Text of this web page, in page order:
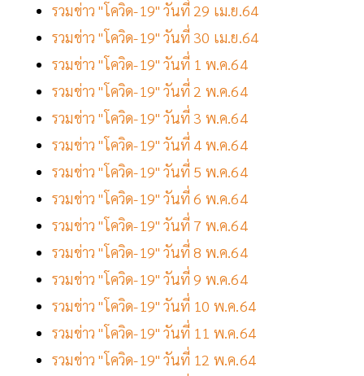
รวมข่าว "โควิด-19" วันที่ 29 เม.ย.64
รวมข่าว "โควิด-19" วันที่ 30 เม.ย.64
รวมข่าว "โควิด-19" วันที่ 1 พ.ค.64
รวมข่าว "โควิด-19" วันที่ 2 พ.ค.64
รวมข่าว "โควิด-19" วันที่ 3 พ.ค.64
รวมข่าว "โควิด-19" วันที่ 4 พ.ค.64
รวมข่าว "โควิด-19" วันที่ 5 พ.ค.64
รวมข่าว "โควิด-19" วันที่ 6 พ.ค.64
รวมข่าว "โควิด-19" วันที่ 7 พ.ค.64
รวมข่าว "โควิด-19" วันที่ 8 พ.ค.64
รวมข่าว "โควิด-19" วันที่ 9 พ.ค.64
รวมข่าว "โควิด-19" วันที่ 10 พ.ค.64
รวมข่าว "โควิด-19" วันที่ 11 พ.ค.64
รวมข่าว "โควิด-19" วันที่ 12 พ.ค.64